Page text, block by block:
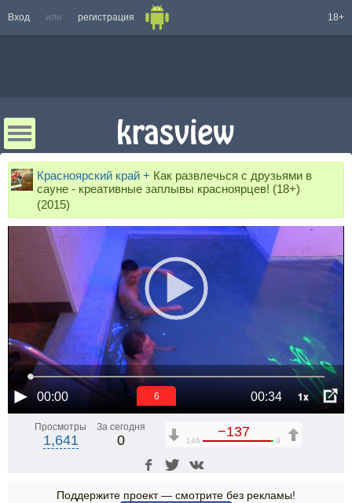
Вход или регистрация 18+
Красноярский край + Как развлечься с друзьями в
сауне - креативные заплывы красноярцев! (18+)
(2015)
00:00 00:34 1x
5
Просмотры
1,641
За сегодня
0
−137
146 9
Поддержите проект — смотрите без рекламы!